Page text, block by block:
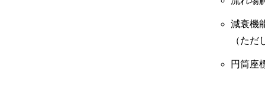
減衰機
（た
円筒座